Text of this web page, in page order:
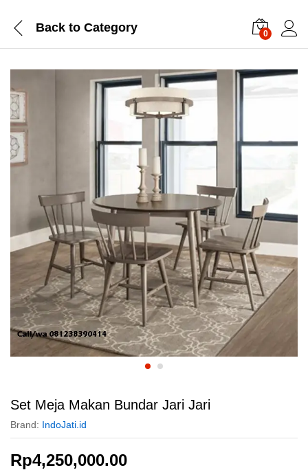
Back to Category 0
Set Meja Makan Bundar Jari Jari
Brand: IndoJati.id
Rp4,250,000.00